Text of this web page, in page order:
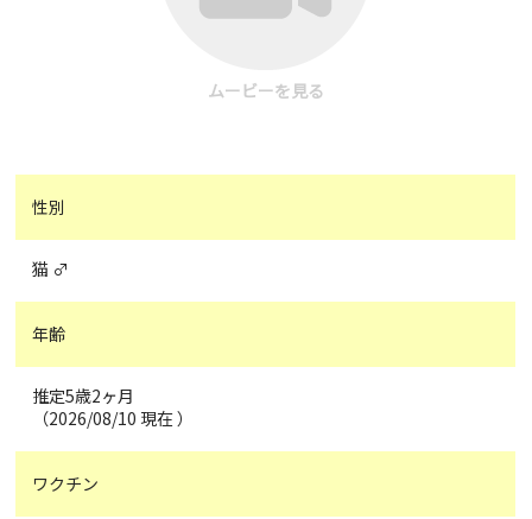
ムービーを見る
性別
猫 ♂
年齢
推定5歳2ヶ月
（2026/08/10 現在 ）
ワクチン